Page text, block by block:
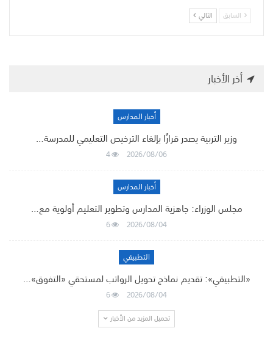
السابق التالي
أخر الأخبار
أخبار المدارس
وزير التربية يصدر قرارًا بإلغاء الترخيص التعليمي للمدرسة…
2026/08/06
4
أخبار المدارس
مجلس الوزراء: جاهزية المدارس وتطوير التعليم أولوية مع…
2026/08/04
6
التطبيقي
«التطبيقي»: تقديم نماذج تحويل الرواتب لمستحقي «التفوق»…
2026/08/04
6
تحميل المزيد من الأخبار